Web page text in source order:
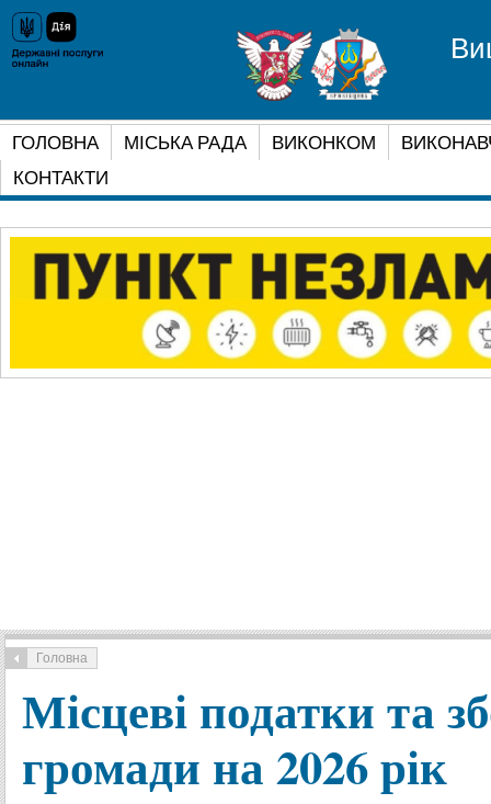
ГОЛОВНА МІСЬКА РАДА ВИКОНКОМ
КОНТАКТИ
Головна
Місцеві податки та
громади на 2026 рік